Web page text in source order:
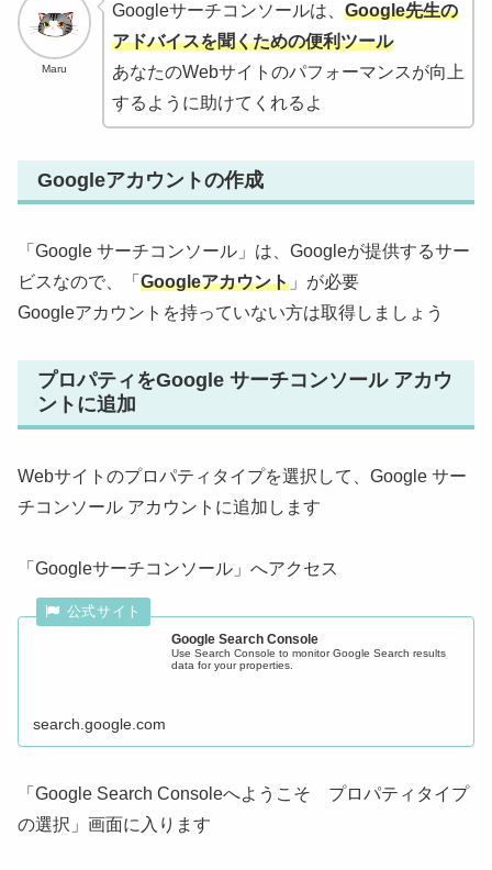
Maru
Googleサーチコンソールは、 Google先生の
アドバイスを聞くための便利ツール
あなたのWebサイトのパフォーマンスが向上
するように助けてくれるよ
Googleアカウントの作成
「Google サーチコンソール」は、Googleが提供するサー
ビスなので、「 Googleアカウント 」が必要
Googleアカウントを持っていない方は取得しましょう
プロパティをGoogle サーチコンソール アカウ
ントに追加
Webサイトのプロパティタイプを選択して、Google サー
チコンソール アカウントに追加します
「Googleサーチコンソール」へアクセス
Google Search Console
Use Search Console to monitor Google Search results
data for your properties.
search.google.com
「Google Search Consoleへようこそ プロパティタイプ
の選択」画面に入ります